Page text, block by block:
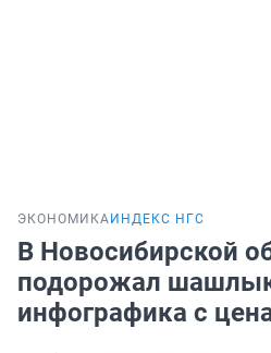
ЭКОНОМИКА ИНДЕКС НГС
В Новосибирской
подорожал
инфографика с